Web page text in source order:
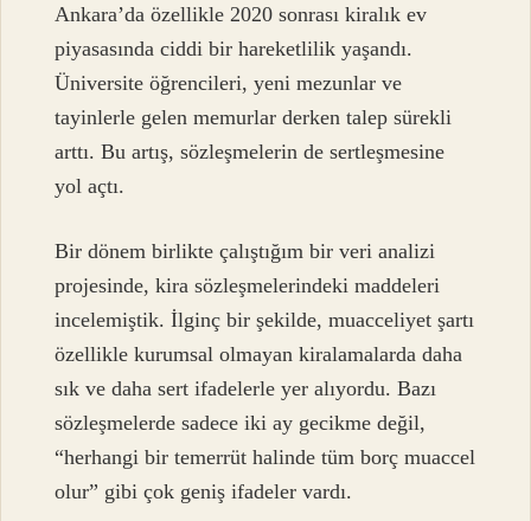
Ankara’da özellikle 2020 sonrası kiralık ev
piyasasında ciddi bir hareketlilik yaşandı.
Üniversite öğrencileri, yeni mezunlar ve
tayinlerle gelen memurlar derken talep sürekli
arttı. Bu artış, sözleşmelerin de sertleşmesine
yol açtı.
Bir dönem birlikte çalıştığım bir veri analizi
projesinde, kira sözleşmelerindeki maddeleri
incelemiştik. İlginç bir şekilde, muacceliyet şartı
özellikle kurumsal olmayan kiralamalarda daha
sık ve daha sert ifadelerle yer alıyordu. Bazı
sözleşmelerde sadece iki ay gecikme değil,
“herhangi bir temerrüt halinde tüm borç muaccel
olur” gibi çok geniş ifadeler vardı.